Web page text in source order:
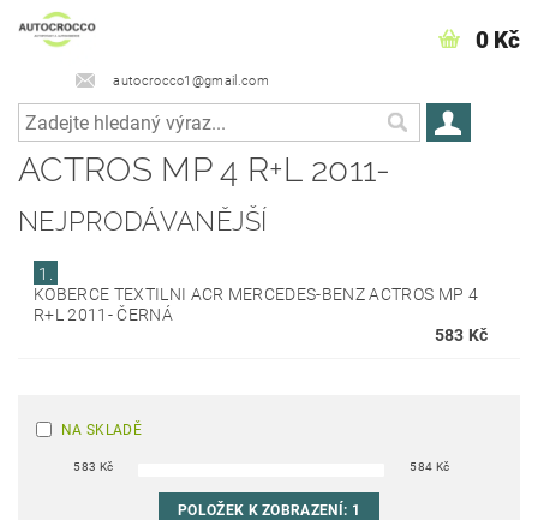
autocrocco1@gmail.com
0 Kč
ACTROS MP 4 R+L 2011-
NEJPRODÁVANĚJŠÍ
1.
KOBERCE TEXTILNI ACR MERCEDES-BENZ ACTROS MP 4
R+L 2011- ČERNÁ
583 Kč
NA SKLADĚ
583 Kč 584 Kč
POLOŽEK K ZOBRAZENÍ: 1